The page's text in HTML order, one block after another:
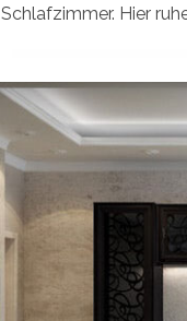
Schlafzimmer. Hier